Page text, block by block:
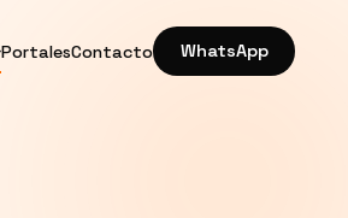
PortalesContacto WhatsApp